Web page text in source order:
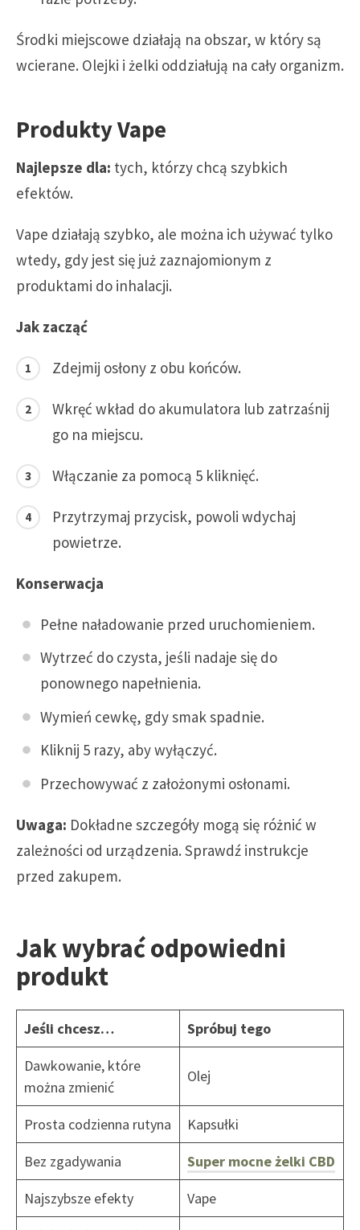
Środki miejscowe działają na obszar, w który są
wcierane. Olejki i żelki oddziałują na cały organizm.
Produkty Vape
Najlepsze dla: tych, którzy chcą szybkich
efektów.
Vape działają szybko, ale można ich używać tylko
wtedy, gdy jest się już zaznajomionym z
produktami do inhalacji.
Jak zacząć
Zdejmij osłony z obu końców.
Wkręć wkład do akumulatora lub zatrzaśnij
go na miejscu.
Włączanie za pomocą 5 kliknięć.
Przytrzymaj przycisk, powoli wdychaj
powietrze.
Konserwacja
Pełne naładowanie przed uruchomieniem.
Wytrzeć do czysta, jeśli nadaje się do
ponownego napełnienia.
Wymień cewkę, gdy smak spadnie.
Kliknij 5 razy, aby wyłączyć.
Przechowywać z założonymi osłonami.
Uwaga: Dokładne szczegóły mogą się różnić w
zależności od urządzenia. Sprawdź instrukcje
przed zakupem.
Jak wybrać odpowiedni
produkt
Jeśli chcesz…
Spróbuj tego
Dawkowanie, które
można zmienić
Olej
Prosta codzienna rutyna
Kapsułki
Bez zgadywania
Super mocne żelki CBD
Najszybsze efekty
Vape